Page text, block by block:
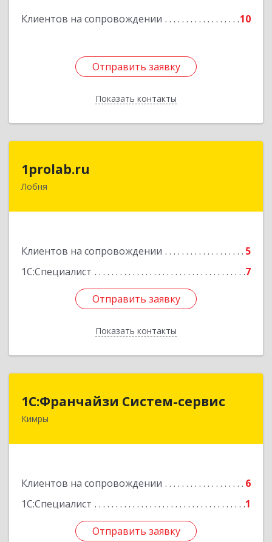
Клиентов на сопровождении 10
Отправить заявку
Показать контакты
Отправить заявку
Назад
1prolab.ru
Лобня
Клиентов на сопровождении
5
1С:Специалист
7
Отправить заявку
Показать контакты
141865, Московская обл, Дмитровский р-н,
Отправить заявку
Назад
1С:Франчайзи Систем-сервис
Кимры
Клиентов на сопровождении
6
1С:Специалист
1
Отправить заявку
1С:Франчайзи Систем-сервис
Отправить заявку